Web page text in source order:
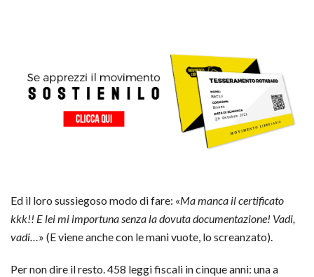
Ed il loro sussiegoso modo di fare: «Ma manca il certificato
kkk!! E lei mi importuna senza la dovuta documentazione! Vadi,
vadi…» (E viene anche con le mani vuote, lo screanzato).
Per non dire il resto. 458 leggi fiscali in cinque anni: una a